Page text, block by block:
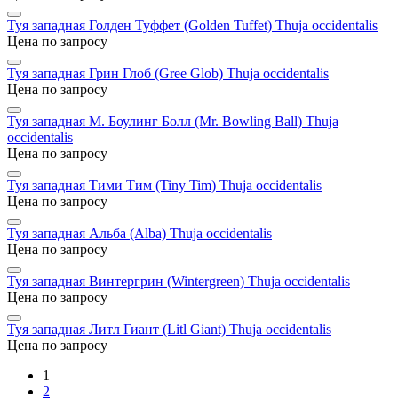
Туя западная Голден Туффет (Golden Tuffet) Thuja occidentalis
Цена по запросу
Туя западная Грин Глоб (Gree Glob) Thuja occidentalis
Цена по запросу
Туя западная М. Боулинг Болл (Mr. Bowling Ball) Thuja
occidentalis
Цена по запросу
Туя западная Тими Тим (Tiny Tim) Thuja occidentalis
Цена по запросу
Туя западная Альба (Alba) Thuja occidentalis
Цена по запросу
Туя западная Винтергрин (Wintergreen) Thuja occidentalis
Цена по запросу
Туя западная Литл Гиант (Litl Giant) Thuja occidentalis
Цена по запросу
1
2